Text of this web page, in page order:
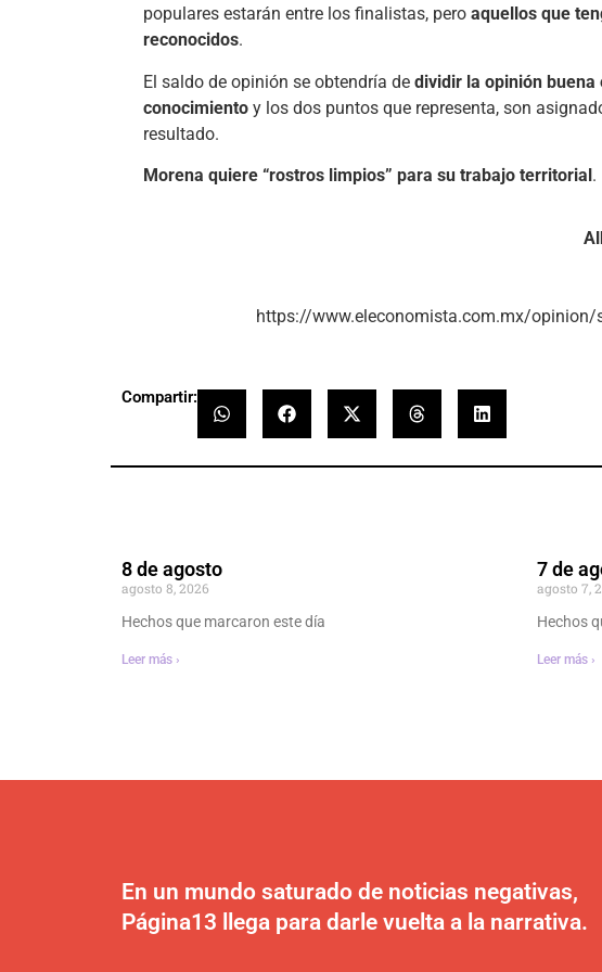
populares estarán entre los finalistas, pero aquellos que
reconocidos.
El saldo de opinión se obtendría de dividir la opinión
conocimiento y los dos puntos que representa, son
resultado.
Morena quiere “rostros limpios” para su trabajo territorial.
https://www.eleconomista.com.mx/opinion/
Compartir:
8 de agosto
agosto 8, 2026
Hechos que marcaron este día
Leer más ›
7 de
agosto 7,
Hechos
Leer más ›
En un mundo saturado de noticias negativas,
Página13 llega para darle vuelta a la narrativa.